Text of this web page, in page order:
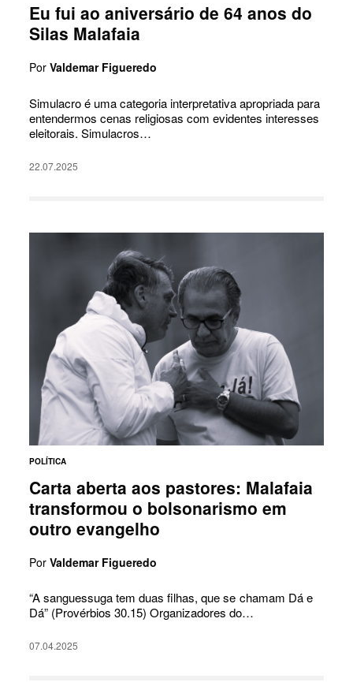
Eu fui ao aniversário de 64 anos do
Silas Malafaia
PorValdemar Figueredo
Simulacro é uma categoria interpretativa apropriada para
entendermos cenas religiosas com evidentes interesses
eleitorais. Simulacros…
22.07.2025
POLÍTICA
Carta aberta aos pastores: Malafaia
transformou o bolsonarismo em
outro evangelho
PorValdemar Figueredo
“A sanguessuga tem duas filhas, que se chamam Dá e
Dá” (Provérbios 30.15) Organizadores do…
07.04.2025